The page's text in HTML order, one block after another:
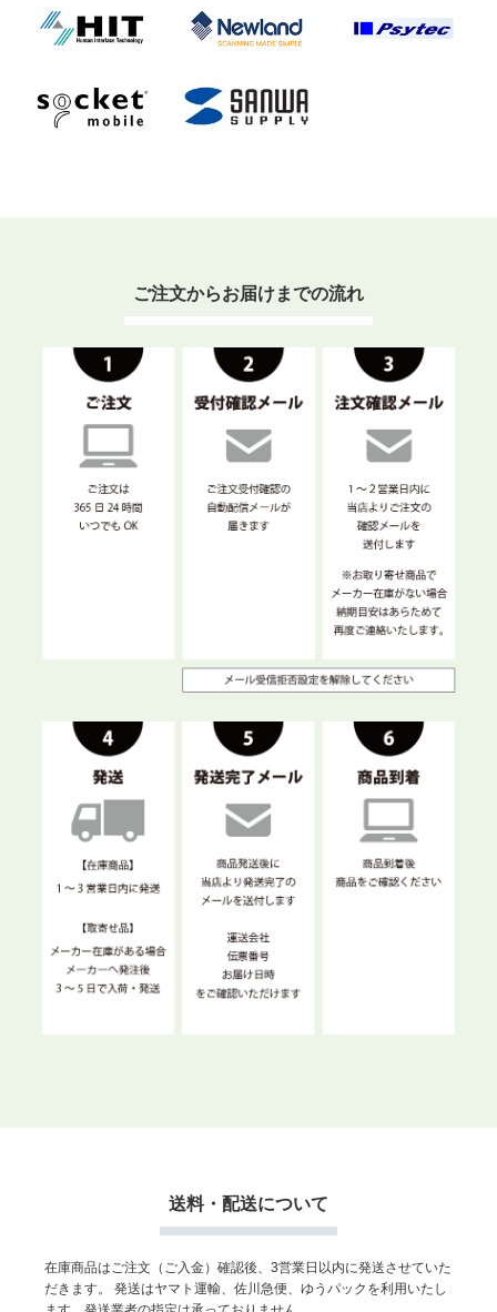
ご注文からお届けまでの流れ
送料・配送について
在庫商品はご注文（ご入金）確認後、3営業日以内に発送させていた
だきます。
発送はヤマト運輸、佐川急便、ゆうパックを利用いたし